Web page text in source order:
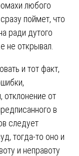
любого
поймет, что
ради дутого
не открывал.
и тот факт,
отклонение от
в
следует
тогда-то оно и
и неправоту